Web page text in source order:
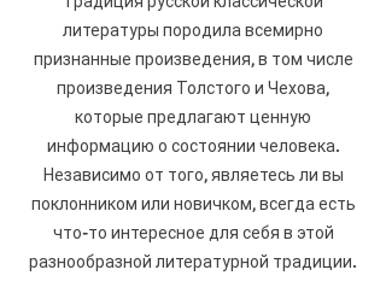
литературы породила всемирно
признанные произведения, в том числе
произведения Толстого и Чехова,
которые предлагают ценную
информацию о состоянии человека.
Независимо от того, являетесь ли вы
поклонником или новичком, всегда есть
что-то интересное для себя в этой
разнообразной литературной традиции.